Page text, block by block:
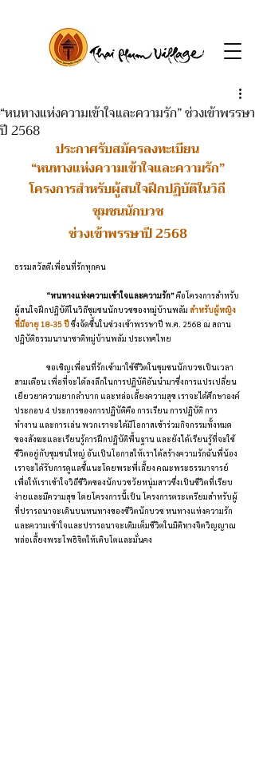
“หนทางแห่งความเข้าใจและความรัก” ช่วงเข้าพรรษา
ปี 2568
ประกาศรับสมัครลงทะเบียน
“หนทางแห่งความเข้าใจและความรัก”
โครงการสำหรับผู้สนใจฝึกปฏิบัติในวิถี
ชุมชนนักบวช
ช่วงเข้าพรรษาปี 2568
ธรรมสวัสดีเพื่อนที่รักทุกคน
“หนทางแห่งความเข้าใจและความรัก” คือโครงการสำหรับ
ผู้สนใจฝึกปฏิบัติในวิถีชุมชนนักบวชของหมู่บ้านพลัม สำหรับผู้หญิง
ที่มีอายุ 18-35 ปี ซึ่งจัดขึ้นในช่วงเข้าพรรษาปี พ.ศ. 2568 ณ สถาน
ปฏิบัติธรรมนานาชาติหมู่บ้านพลัม ประเทศไทย
สามเดือน เพื่อที่จะได้ลงลึกในการปฏิบัติอันนำมาซึ่งการแปรเปลี่ยน
เยียวยาความยากลำบาก และหล่อเลี้ยงความสุข เราจะได้ศึกษาองค์
ประกอบ 4 ประการของการปฏิบัติคือ การเรียน การปฏิบัติ การ
ทำงาน และการเล่น พวกเราจะได้มีโอกาสเข้าร่วมกิจกรรมทั้งหมด
ของสังฆะและเรียนรู้การฝึกปฏิบัติพื้นฐาน และยังได้เรียนรู้ที่จะใช้
ชีวิตอยู่กับชุมชนใหญ่ อันเป็นโอกาสให้เราได้สร้างความรักฉันพี่น้อง
เราจะได้รับการดูแลชี้แนะโดยพระพี่เลี้ยง คณะพระธรรมาจารย์
เพื่อให้เราเข้าใจวิถีชีวิตของนักบวชวัยหนุ่มสาวซึ่งเป็นชีวิตที่เรียบ
ง่ายและมีความสุข โดยโครงการนี้เป็น โครงการตระเตรียมสำหรับผู้
ที่ปรารถนาจะเดินบนหนทางของชีวิตนักบวช หนทางแห่งความรัก
และความเข้าใจและปรารถนาจะเติมเต็มชีวิตในมิติทางจิตวิญญาณ
หล่อเลี้ยงพระโพธิจิตให้เติบโตและมั่นคง